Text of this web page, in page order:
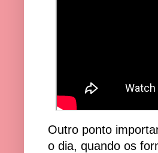
Outro ponto
o dia, quando os